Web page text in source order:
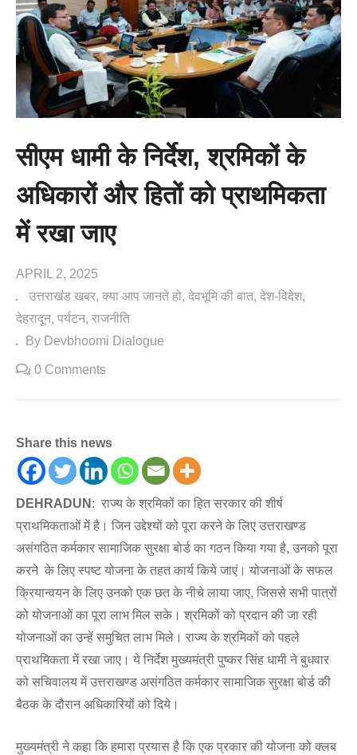
सीएम धामी के निर्देश, श्रमिकों के
अधिकारों और हितों को प्राथमिकता
में रखा जाए
APRIL 2, 2025
उत्तराखंड खबर क्या आप जानते हो देवभूमि की बात देश-विदेश
देहरादून पर्यटन राजनीति
By Devbhoomi Dialogue
0 Comments
Share this news
DEHRADUN : राज्य के श्रमिकों का हित सरकार की शीर्ष
प्राथमिकताओं में है। जिन उद्देश्यों को पूरा करने के लिए उत्तराखण्ड
असंगठित कर्मकार सामाजिक सुरक्षा बोर्ड का गठन किया गया है, उनको पूरा
करने के लिए स्पष्ट योजना के तहत कार्य किये जाएं। योजनाओं के सफल
क्रियान्वयन के लिए उनको एक छत के नीचे लाया जाए, जिससे सभी पात्रों
को योजनाओं का पूरा लाभ मिल सके। श्रमिकों को प्रदान की जा रही
योजनाओं का उन्हें समुचित लाभ मिले। राज्य के श्रमिकों को पहले
प्राथमिकता में रखा जाए। ये निर्देश मुख्यमंत्री पुष्कर सिंह धामी ने बुधवार
को सचिवालय में उत्तराखण्ड असंगठित कर्मकार सामाजिक सुरक्षा बोर्ड की
बैठक के दौरान अधिकारियों को दिये।
मुख्यमंत्री ने कहा कि हमारा प्रयास है कि एक प्रकार की योजना को क्लब